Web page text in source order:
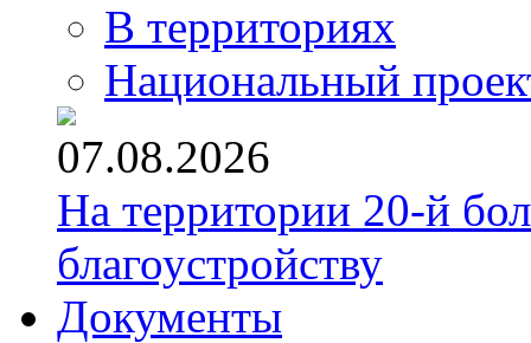
В территориях
Национальный
07.08.2026
На территории 20-й
благоустройству
Документы